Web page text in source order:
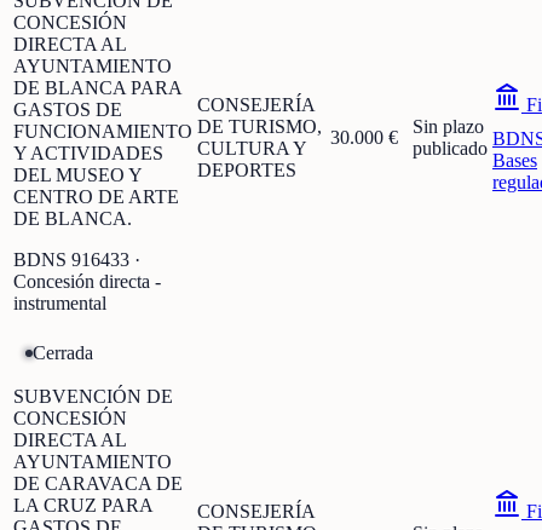
CONCESIÓN
DIRECTA AL
AYUNTAMIENTO
DE BLANCA PARA
GASTOS DE
FUNCIONAMIENTO
Y ACTIVIDADES
DEL MUSEO Y
CENTRO DE ARTE
DE BLANCA.
BDNS 916433 ·
Concesión directa -
instrumental
CONSEJERÍA
DE TURISMO,
CULTURA Y
DEPORTES
30.000 €
Sin plazo
publicado
Bases
Cerrada
SUBVENCIÓN DE
CONCESIÓN
DIRECTA AL
AYUNTAMIENTO
DE CARAVACA DE
LA CRUZ PARA
CONSEJERÍA